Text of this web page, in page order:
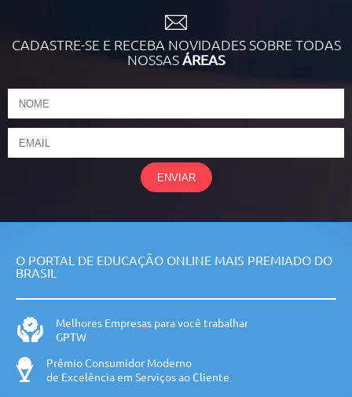
CADASTRE-SE E RECEBA NOVIDADES SOBRE TODAS
NOSSAS ÁREAS
ENVIAR
O PORTAL DE EDUCAÇÃO ONLINE MAIS PREMIADO DO
BRASIL
Melhores Empresas para você trabalhar
GPTW
Prêmio Consumidor Moderno
de Excelência em Serviços ao Cliente